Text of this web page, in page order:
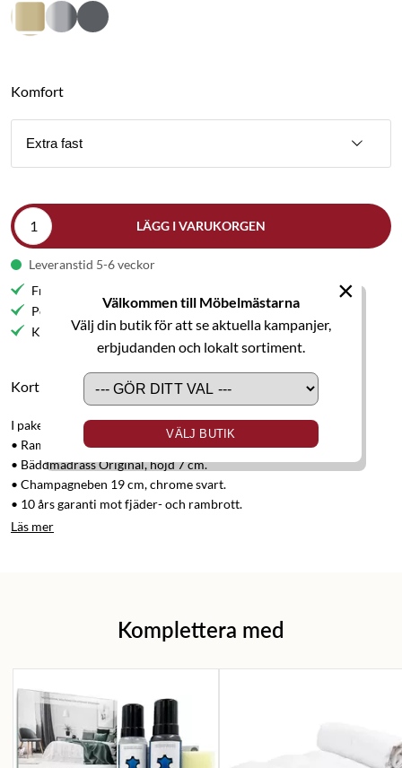
Välkommen till Möbelmästarna
Välj din butik för att se aktuella kampanjer,
erbjudanden och lokalt sortiment.
VÄLJ BUTIK
×
Komfort
Extra fast
LÄGG I VARUKORGEN
Leveranstid 5-6 veckor
Fri frakt till butik
Personlig service
Kvalitetsmöbler
Kort produktbeskrivning
I paketet ingår:
• Ramsäng Original 80x200 cm.
• Bäddmadrass Original, höjd 7 cm.
• Champagneben 19 cm, chrome svart.
• 10 års garanti mot fjäder- och rambrott.
Läs mer
Komplettera med